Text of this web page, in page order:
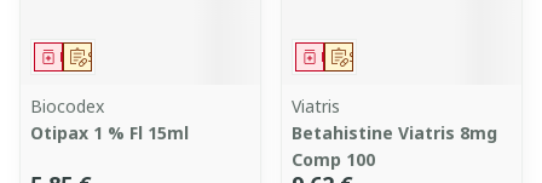
Sur prescription
Médicament
Biocodex
Otipax 1 % Fl 15ml
Sur prescription
Médicament
Viatris
Betahistine Viatris 8mg
Comp 100